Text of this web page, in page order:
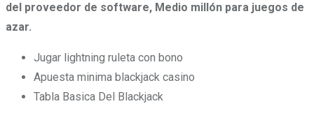
del proveedor de software, Medio millón para juegos de
azar.
Jugar lightning ruleta con bono
Apuesta minima blackjack casino
Tabla Basica Del Blackjack